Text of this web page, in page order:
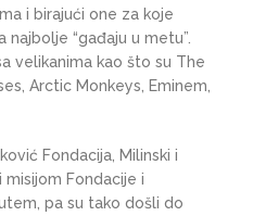
i birajući one za koje
“gađaju u metu”.
velikanima kao što su The
Arctic Monkeys, Eminem,
Fondacija, Milinski i
Fondacije i
pa su tako došli do